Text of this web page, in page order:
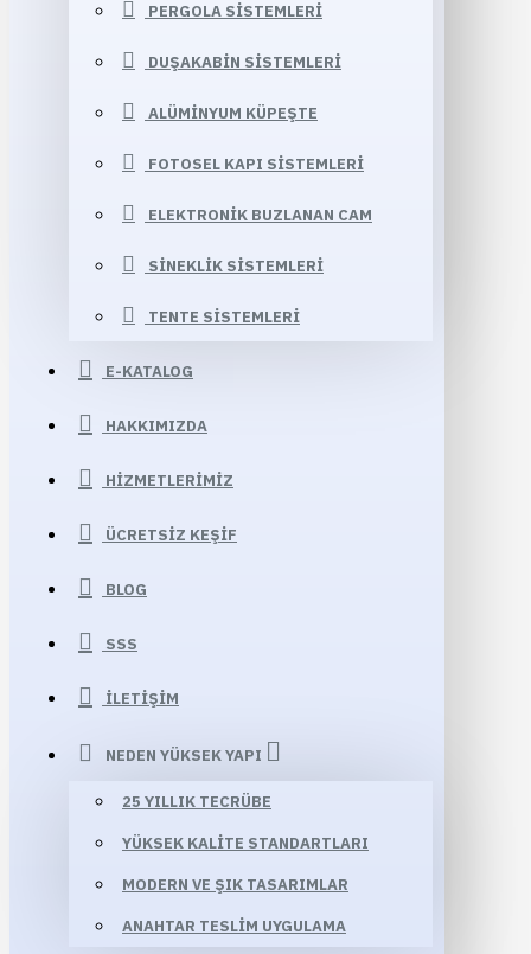
PERGOLA SISTEMLERI
DUŞAKABIN SISTEMLERI
ALÜMINYUM KÜPEŞTE
FOTOSEL KAPI SISTEMLERI
ELEKTRONIK BUZLANAN CAM
SINEKLIK SISTEMLERI
TENTE SISTEMLERI
E-KATALOG
HAKKIMIZDA
HIZMETLERIMIZ
ÜCRETSIZ KEŞIF
BLOG
SSS
İLETIŞIM
NEDEN YÜKSEK YAPI
25 YILLIK TECRÜBE
YÜKSEK KALITE STANDARTLARI
MODERN VE ŞIK TASARIMLAR
ANAHTAR TESLIM UYGULAMA